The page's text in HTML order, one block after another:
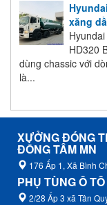
xăng
HD320
dùng chassic với
là...
XƯỞNG ĐÓNG
ĐỒNG TÂM MN
176 Ấp 1, Xã Bình
PHỤ TÙNG Ô
2/28 Ấp 3 xã Tân